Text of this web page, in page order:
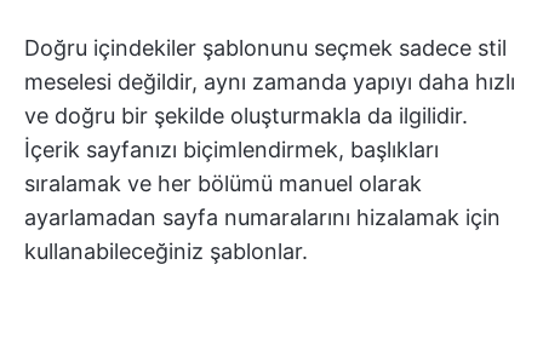
Doğru içindekiler şablonunu seçmek sadece stil
meselesi değildir, aynı zamanda yapıyı daha hızlı
ve doğru bir şekilde oluşturmakla da ilgilidir.
İçerik sayfanızı biçimlendirmek, başlıkları
sıralamak ve her bölümü manuel olarak
ayarlamadan sayfa numaralarını hizalamak için
kullanabileceğiniz şablonlar.